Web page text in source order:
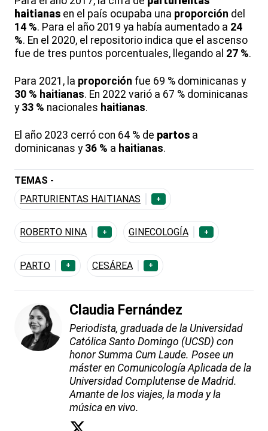
haitianas en el país ocupaba una proporción del
14 %. Para el año 2019 ya había aumentado a 24
%. En el 2020, el repositorio indica que el ascenso
fue de tres puntos porcentuales, llegando al 27 %.
Para 2021, la proporción fue 69 % dominicanas y
30 % haitianas. En 2022 varió a 67 % dominicanas
y 33 % nacionales haitianas.
El año 2023 cerró con 64 % de partos a
dominicanas y 36 % a haitianas.
TEMAS -
PARTURIENTAS HAITIANAS
+
ROBERTO NINA + GINECOLOGÍA +
PARTO + CESÁREA +
Claudia Fernández
Periodista, graduada de la Universidad
Católica Santo Domingo (UCSD) con
honor Summa Cum Laude. Posee un
máster en Comunicología Aplicada de la
Universidad Complutense de Madrid.
Amante de los viajes, la moda y la
música en vivo.